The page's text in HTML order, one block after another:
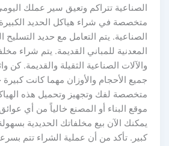
الصناعية تتراكم وتعيق سير عملك
متخصصة في شراء هياكل الحديد
الصناعية. يتم التعامل مع حديد التسليح
المعدنية للمباني القديمة. يتم شراء
والآلات الصناعية الثقيلة والقديمة. كن
جميع الأحجام والأوزان مهما كانت
متخصصة لفك وتجهيز وتحميل هذه
موقع البناء أو المصنع خالياً من أي
يمكنك الآن بيع مخلفاتك الحديدية
كبير. تأكد من أن عملية الشراء تتم